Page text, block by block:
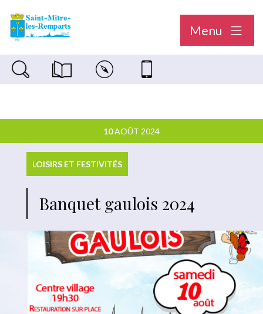
Menu
Recherche sur le siteMagazine municipal "Le Saint-Mitréen"
Carte interactiveNous contacter
10AOÛT 2024
LOISIRS ET FESTIVITÉS
Banquet gaulois 2024